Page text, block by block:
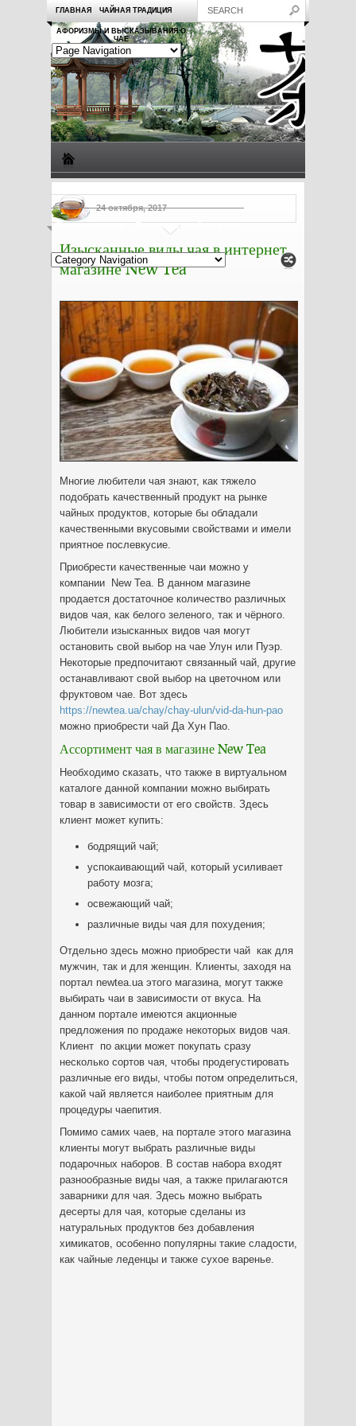
ГЛАВНАЯ ЧАЙНАЯ ТРАДИЦИЯ
АФОРИЗМЫ И ВЫСКАЗЫВАНИЯ О
ЧАЕ
Рецепты с чаем Полезные свойства чая
24 октября, 2017
Изысканные виды чая в интернет
магазине New Tea
Многие любители чая знают, как тяжело
подобрать качественный продукт на рынке
чайных продуктов, которые бы обладали
качественными вкусовыми свойствами и имели
приятное послевкусие.
Приобрести качественные чаи можно у
компании New Tea. В данном магазине
продается достаточное количество различных
видов чая, как белого зеленого, так и чёрного.
Любители изысканных видов чая могут
остановить свой выбор на чае Улун или Пуэр.
Некоторые предпочитают связанный чай, другие
останавливают свой выбор на цветочном или
фруктовом чае. Вот здесь
https://newtea.ua/chay/chay-ulun/vid-da-hun-pao
можно приобрести чай Да Хун Пао.
Ассортимент чая в магазине New Tea
Необходимо сказать, что также в виртуальном
каталоге данной компании можно выбирать
товар в зависимости от его свойств. Здесь
клиент может купить:
бодрящий чай;
успокаивающий чай, который усиливает
работу мозга;
освежающий чай;
различные виды чая для похудения;
Отдельно здесь можно приобрести чай как для
мужчин, так и для женщин. Клиенты, заходя на
портал newtea.ua этого магазина, могут также
выбирать чаи в зависимости от вкуса. На
данном портале имеются акционные
предложения по продаже некоторых видов чая.
Клиент по акции может покупать сразу
несколько сортов чая, чтобы продегустировать
различные его виды, чтобы потом определиться,
какой чай является наиболее приятным для
процедуры чаепития.
Помимо самих чаев, на портале этого магазина
клиенты могут выбрать различные виды
подарочных наборов. В состав набора входят
разнообразные виды чая, а также прилагаются
заварники для чая. Здесь можно выбрать
десерты для чая, которые сделаны из
натуральных продуктов без добавления
химикатов, особенно популярны такие сладости,
как чайные леденцы и также сухое варенье.